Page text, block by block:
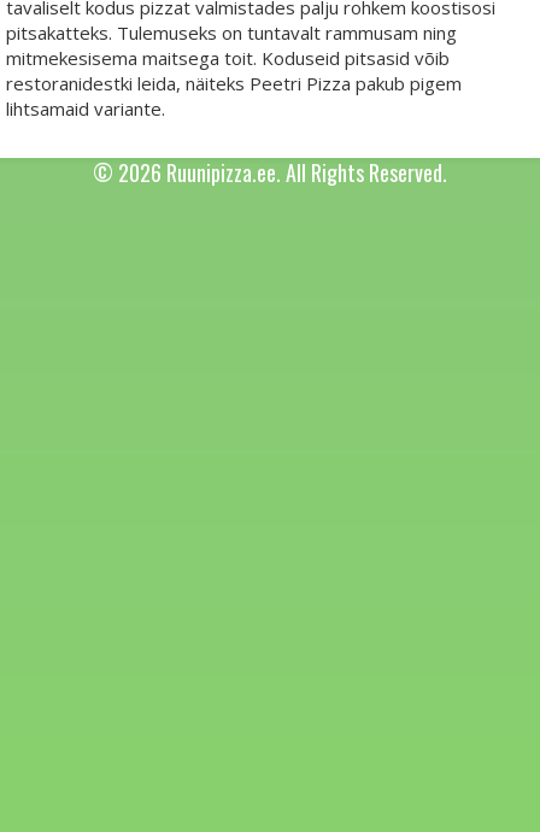
tavaliselt kodus pizzat valmistades palju rohkem koostisosi
pitsakatteks. Tulemuseks on tuntavalt rammusam ning
mitmekesisema maitsega toit. Koduseid pitsasid võib
restoranidestki leida, näiteks Peetri Pizza pakub pigem
lihtsamaid variante.
© 2026 Ruunipizza.ee. All Rights Reserved.